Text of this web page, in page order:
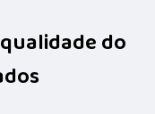
do